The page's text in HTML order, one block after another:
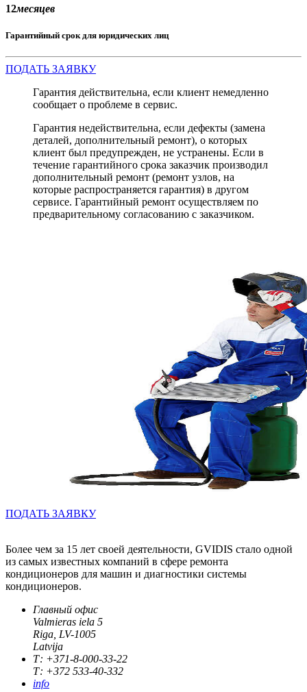
12месяцев
Гарантийный срок для юридических лиц
ПОДАТЬ ЗАЯВКУ
Гарантия действительна, если клиент немедленно
сообщает о проблеме в сервис.
Гарантия недействительна, если дефекты (замена
деталей, дополнительный ремонт), о которых
клиент был предупрежден, не устранены. Если в
течение гарантийного срока заказчик производил
дополнительный ремонт (ремонт узлов, на
которые распространяется гарантия) в другом
сервисе. Гарантийный ремонт осуществляем по
предварительному согласованию с заказчиком.
ПОДАТЬ ЗАЯВКУ
Более чем за 15 лет своей деятельности, GVIDIS стало одной
из самых известных компаний в сфере ремонта
кондиционеров для машин и диагностики системы
кондиционеров.
Главный офис
Valmieras iela 5
Riga, LV-1005
Latvija
Т: +371-8-000-33-22
Т: +372 533-40-332
info